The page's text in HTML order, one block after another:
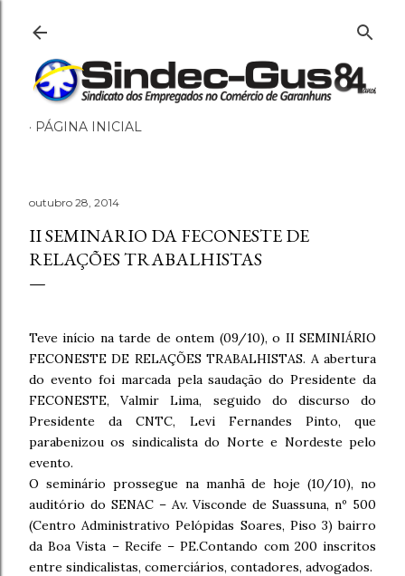
PÁGINA INICIAL
outubro 28, 2014
II SEMINARIO DA FECONESTE DE
RELAÇÕES TRABALHISTAS
Teve início na tarde de ontem (09/10), o II SEMINIÁRIO
FECONESTE DE RELAÇÕES TRABALHISTAS. A abertura
do evento foi marcada pela saudação do Presidente da
FECONESTE, Valmir Lima, seguido do discurso do
Presidente da CNTC, Levi Fernandes Pinto, que
parabenizou os sindicalista do Norte e Nordeste pelo
evento.
O seminário prossegue na manhã de hoje (10/10), no
auditório do SENAC – Av. Visconde de Suassuna, nº 500
(Centro Administrativo Pelópidas Soares, Piso 3) bairro
da Boa Vista – Recife – PE.Contando com 200 inscritos
entre sindicalistas, comerciários, contadores, advogados.